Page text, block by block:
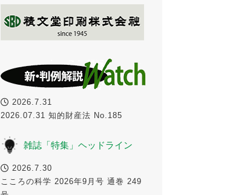
2026.7.31
2026.07.31 知的財産法 No.185
雑誌「特集」ヘッドライン
2026.7.30
こころの科学 2026年9月号 通巻 249